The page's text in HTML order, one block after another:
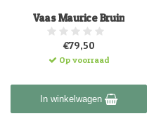
Vaas Maurice Bruin
€79,50
Op voorraad
In winkelwagen